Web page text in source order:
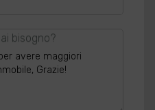
bisogno?